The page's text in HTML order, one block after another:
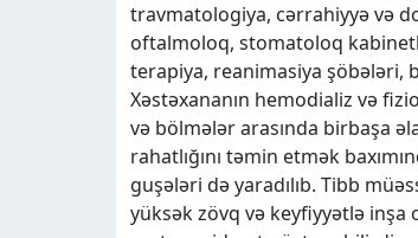
travmatologiya, cərrahiyyə və
oftalmoloq, stomatoloq
terapiya, reanimasiya şöbələri,
Xəstəxananın hemodializ və
və bölmələr arasında birbaşa
rahatlığını təmin etmək
guşələri də yaradılıb. Tibb
yüksək zövq və keyfiyyətlə inşa